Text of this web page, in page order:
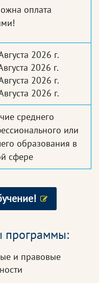
оплата
2026 г.
2026 г.
2026 г.
2026 г.
среднего
или
образования в
сфере
программы:
и правовые